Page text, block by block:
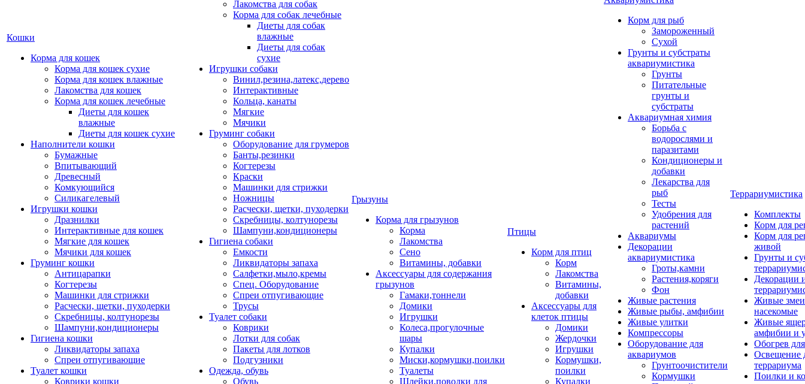
Кошки
Корма для кошек
Корма для кошек сухие
Корма для кошек влажные
Лакомства для кошек
Корма для кошек лечебные
Диеты для кошек
влажные
Диеты для кошек сухие
Наполнители кошки
Бумажные
Впитывающий
Древесный
Комкующийся
Силикагелевый
Игрушки кошки
Дразнилки
Интерактивные для кошек
Мягкие для кошек
Мячики для кошек
Груминг кошки
Антицарапки
Когтерезы
Машинки для стрижки
Расчески, щетки, пуходерки
Скребницы, колтунорезы
Шампуни,кондиционеры
Гигиена кошки
Ликвидаторы запаха
Спреи отпугивающие
Туалет кошки
Коврики кошки
Лакомства для собак
Корма для собак лечебные
Диеты для собак
влажные
Диеты для собак
сухие
Игрушки собаки
Винил,резина,латекс,дерево
Интерактивные
Кольца, канаты
Мягкие
Мячики
Груминг собаки
Оборудование для грумеров
Банты,резинки
Когтерезы
Краски
Машинки для стрижки
Ножницы
Расчески, щетки, пуходерки
Скребницы, колтунорезы
Шампуни,кондиционеры
Гигиена собаки
Емкости
Ликвидаторы запаха
Салфетки,мыло,кремы
Спец. Оборудование
Спреи отпугивающие
Трусы
Туалет собаки
Коврики
Лотки для собак
Пакеты для лотков
Подгузники
Одежда, обувь
Обувь
Грызуны
Корма для грызунов
Корма
Лакомства
Сено
Витамины, добавки
Аксессуары для содержания
грызунов
Гамаки,тоннели
Домики
Игрушки
Колеса,прогулочные
шары
Купалки
Миски,кормушки,поилки
Туалеты
Шлейки,поводки для
Птицы
Корм для птиц
Корм
Лакомства
Витамины,
добавки
Аксессуары для
клеток птицы
Домики
Жердочки
Игрушки
Кормушки,
поилки
Купалки
Корм для рыб
Замороженный
Сухой
Грунты и субстраты
аквариумистика
Грунты
Питательные
грунты и
субстраты
Аквариумная химия
Борьба с
водорослями и
паразитами
Кондиционеры и
добавки
Лекарства для
рыб
Тесты
Удобрения для
растений
Аквариумы
Декорации
аквариумистика
Гроты,камни
Растения,коряги
Фон
Живые растения
Живые рыбы, амфибии
Живые улитки
Компрессоры
Оборудование для
аквариумов
Грунтоочистители
Кормушки
Террариумистика
Комплекты
Корм для
Корм для
живой
Грунты и
Декорации
Живые
насекомые
Живые
амфибии и
Обогрев
Освещение
террариума
Поилки и